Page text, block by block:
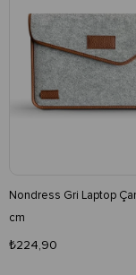
Nondress Gri Laptop Çanta 28
cm
₺224,90